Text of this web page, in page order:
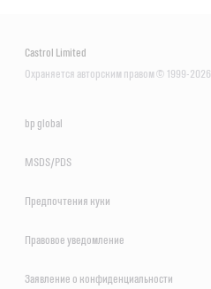
Castrol Limited
Охраняется авторским правом © 1999-2026
bp global
MSDS/PDS
Предпочтения куки
Правовое уведомление
Заявление о конфиденциальности